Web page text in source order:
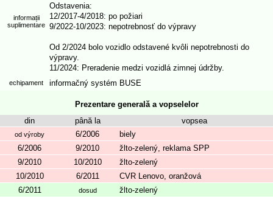
informații
suplimentare
Odstavenia:
12/2017-4/2018: po požiari
9/2022-10/2023: nepotrebnosť do výpravy
Od 2/2024 bolo vozidlo odstavené kvôli nepotrebnosti do
výpravy.
11/2024: Preradenie medzi vozidlá zimnej údržby.
echipament informačný systém BUSE
Prezentare generală a vopselelor
din
până la vopsea
od výroby 6/2006
biely
6/2006
9/2010
žlto-zelený, reklama SPP
9/2010
10/2010
žlto-zelený
10/2010
6/2011
CVR Lenovo, oranžová
6/2011
dosud žlto-zelený